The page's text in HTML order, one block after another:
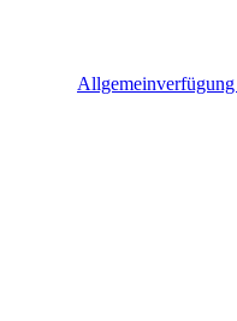
Allgemeinverfügung